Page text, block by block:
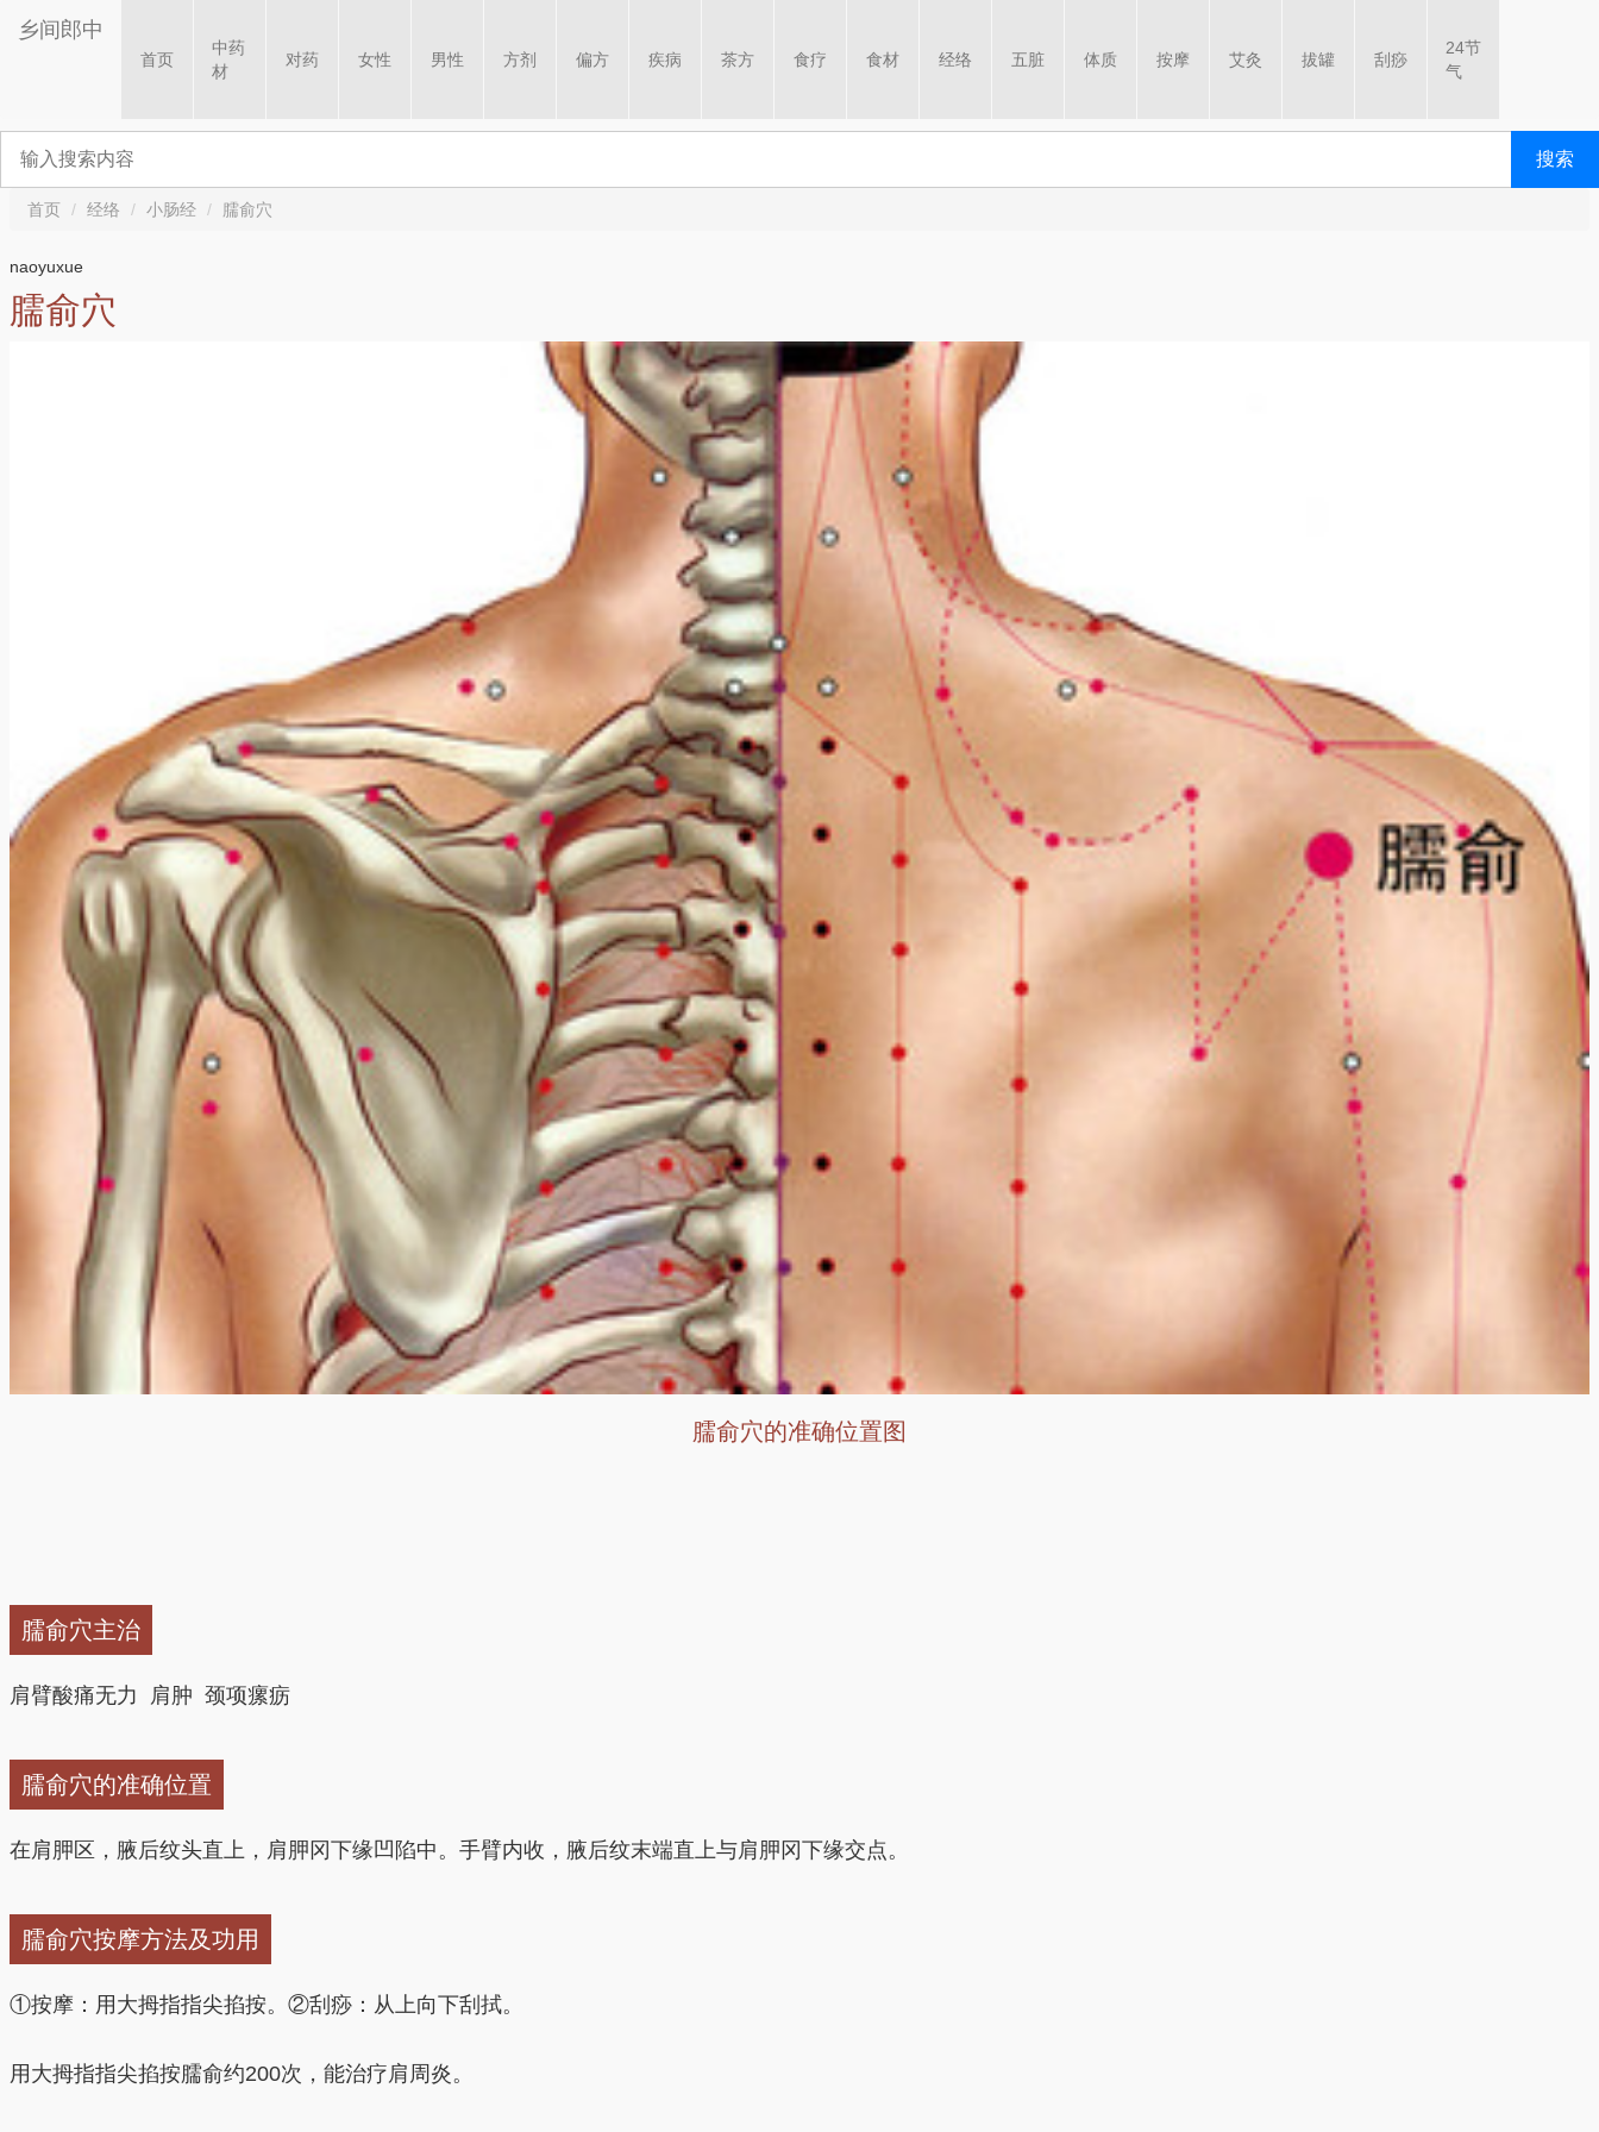
乡间郎中
首页
中药
材
对药 女性 男性 方剂 偏方 疾病 茶方 食疗 食材 经络 五脏 体质 按摩 艾灸 拔罐 刮痧
24节
气
搜索
首页 经络 小肠经 臑俞穴
naoyuxue
臑俞穴
臑俞穴的准确位置图
臑俞穴主治
肩臂酸痛无力 肩肿 颈项瘰疬
臑俞穴的准确位置
在肩胛区，腋后纹头直上，肩胛冈下缘凹陷中。手臂内收，腋后纹末端直上与肩胛冈下缘交点。
臑俞穴按摩方法及功用
①按摩：用大拇指指尖掐按。②刮痧：从上向下刮拭。
用大拇指指尖掐按臑俞约200次，能治疗肩周炎。